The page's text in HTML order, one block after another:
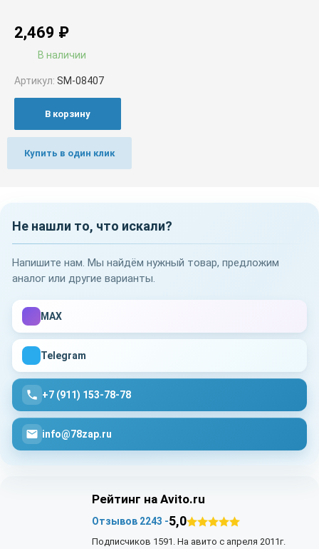
2,469 ₽
В наличии
Артикул: SM-08407
В корзину
Купить в один клик
Не нашли то, что искали?
Напишите нам. Мы найдём нужный товар, предложим
аналог или другие варианты.
MAX
Telegram
+7 (911) 153-78-78
info@78zap.ru
Рейтинг на Avito.ru
Отзывов 2243 -5,0
Подписчиков 1591. На авито с апреля 2011г.